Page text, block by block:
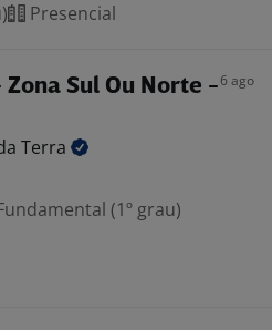
Presencial
Sul Ou Norte -6 ago
Terra
(1º grau)